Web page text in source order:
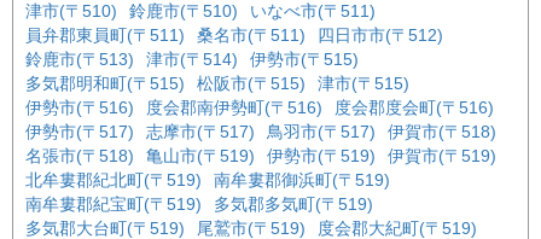
津市(〒510)
鈴鹿市(〒510)
いなべ市(〒511)
員弁郡東員町(〒511)
桑名市(〒511)
四日市市(〒512)
鈴鹿市(〒513)
津市(〒514)
伊勢市(〒515)
多気郡明和町(〒515)
松阪市(〒515)
津市(〒515)
伊勢市(〒516)
度会郡南伊勢町(〒516)
度会郡度会町(〒516)
伊勢市(〒517)
志摩市(〒517) 鳥羽市(〒517)
伊賀市(〒518)
名張市(〒518)
亀山市(〒519) 伊勢市(〒519)
伊賀市(〒519)
北牟婁郡紀北町(〒519)
南牟婁郡御浜町(〒519)
南牟婁郡紀宝町(〒519)
多気郡多気町(〒519)
多気郡大台町(〒519)
尾鷲市(〒519)
度会郡大紀町(〒519)